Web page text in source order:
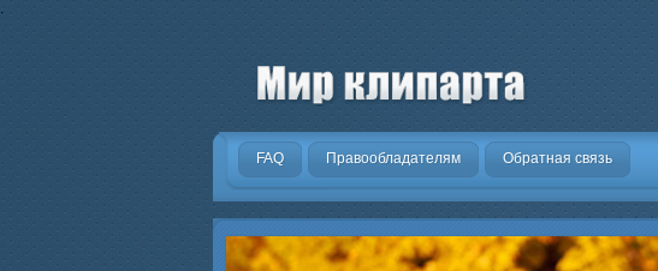
.
FAQ Правообладателям Обратная связь